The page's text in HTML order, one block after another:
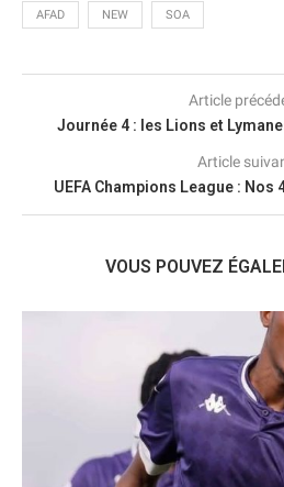
AFAD NEW SOA
Article
Journée 4 : les Lions et
Article
UEFA Champions League :
VOUS POUVEZ